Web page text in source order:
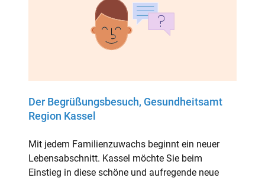
Der Begrüßungsbesuch, Gesundheitsamt
Region Kassel
Mit jedem Familienzuwachs beginnt ein neuer
Lebensabschnitt. Kassel möchte Sie beim
Einstieg in diese schöne und aufregende neue